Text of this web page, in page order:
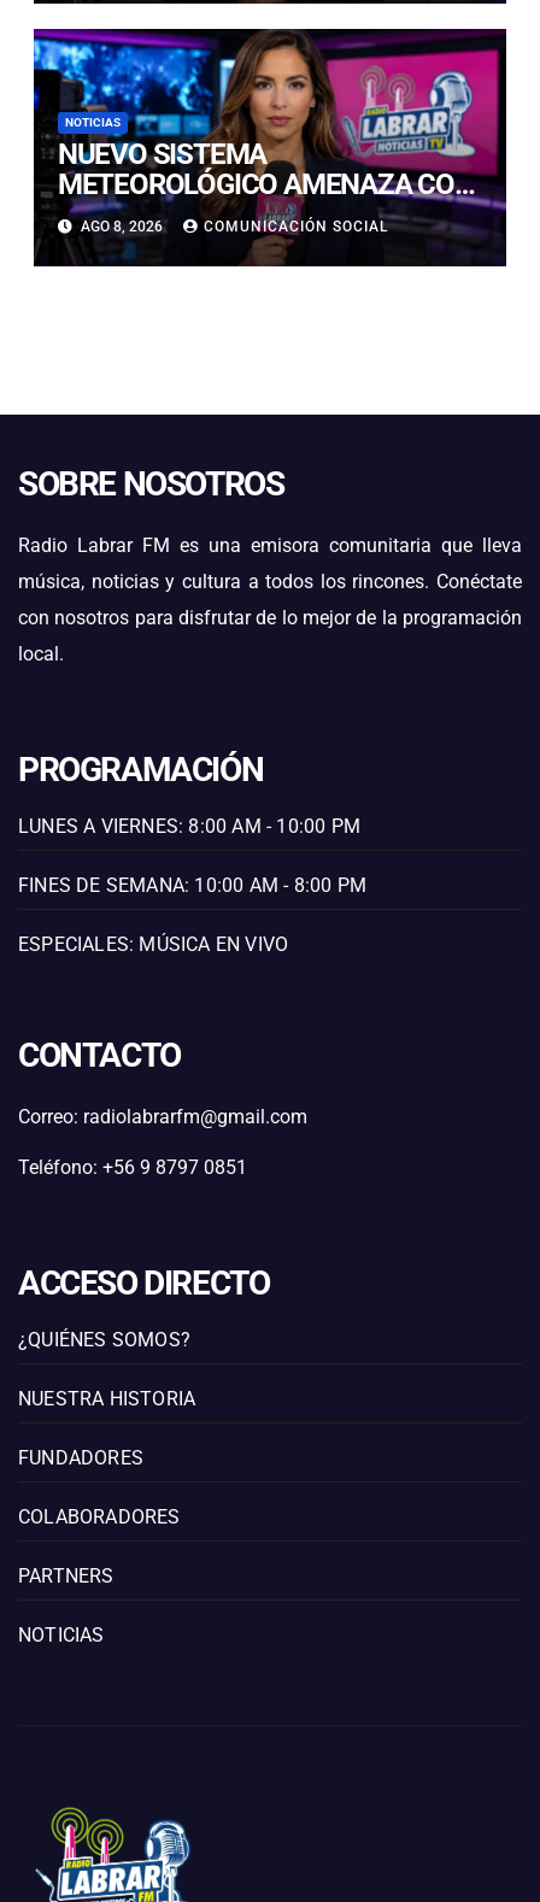
NOTICIAS
NUEVO SISTEMA
METEOROLÓGICO AMENAZA CON
LLUVIAS, NIEVE Y TORMENTAS
ELÉCTRICAS EN ATACAMA
AGO 8, 2026 COMUNICACIÓN SOCIAL
SOBRE NOSOTROS
Radio Labrar FM es una emisora comunitaria que lleva
música, noticias y cultura a todos los rincones. Conéctate
con nosotros para disfrutar de lo mejor de la programación
local.
PROGRAMACIÓN
LUNES A VIERNES: 8:00 AM - 10:00 PM
FINES DE SEMANA: 10:00 AM - 8:00 PM
ESPECIALES: MÚSICA EN VIVO
CONTACTO
Correo: radiolabrarfm@gmail.com
Teléfono: +56 9 8797 0851
ACCESO DIRECTO
¿QUIÉNES SOMOS?
NUESTRA HISTORIA
FUNDADORES
COLABORADORES
PARTNERS
NOTICIAS